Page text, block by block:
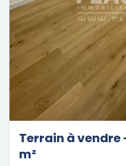
Terrain à vendre
m²